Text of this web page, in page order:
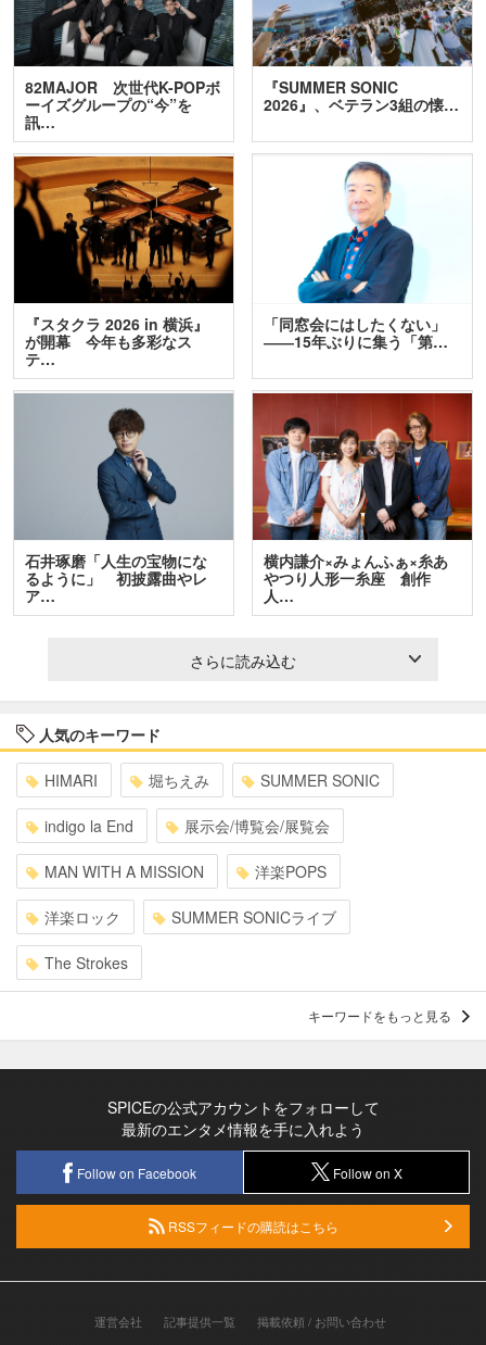
82MAJOR 次世代K-POPボ
ーイズグループの“今”を
訊…
『SUMMER SONIC
2026』、ベテラン3組の懐…
『スタクラ 2026 in 横浜』
が開幕 今年も多彩なス
テ…
「同窓会にはしたくない」
――15年ぶりに集う「第…
石井琢磨「人生の宝物にな
るように」 初披露曲やレ
ア…
横内謙介×みょんふぁ×糸あ
やつり人形一糸座 創作
人…
さらに読み込む
人気のキーワード
HIMARI 堀ちえみ SUMMER SONIC
indigo la End 展示会/博覧会/展覧会
MAN WITH A MISSION 洋楽POPS
洋楽ロック SUMMER SONICライブ
The Strokes
キーワードをもっと見る
SPICEの公式アカウントをフォローして
最新のエンタメ情報を手に入れよう
Follow on Facebook Follow on X
RSSフィードの購読はこちら
運営会社 記事提供一覧
掲載依頼 / お問い合わせ